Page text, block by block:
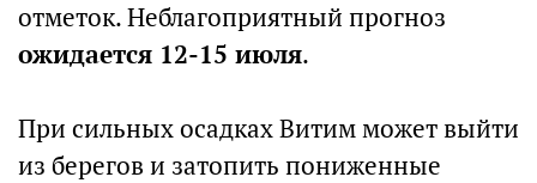
отметок. Неблагоприятный прогноз
ожидается 12-15 июля.
При сильных осадках Витим может выйти
из берегов и затопить пониженные